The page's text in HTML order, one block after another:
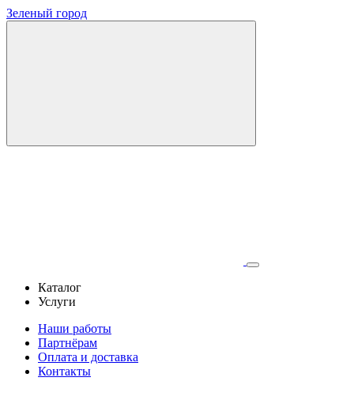
Зеленый город
Каталог
Услуги
Наши работы
Партнёрам
Оплата и доставка
Контакты